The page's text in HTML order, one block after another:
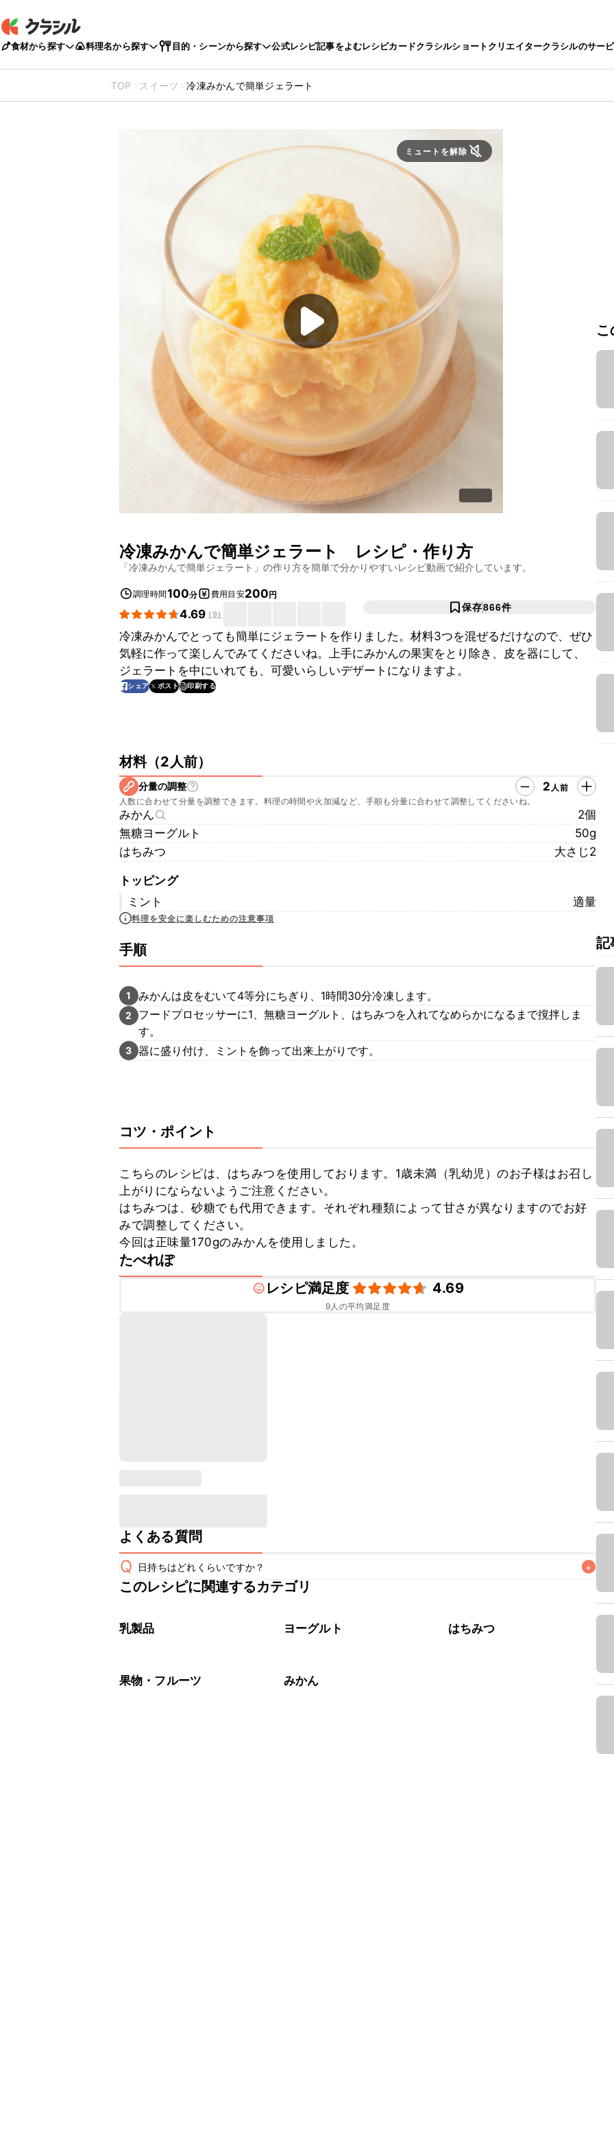
食材から探す 料理名から探す 目的・シーンから探す 公式レシピ記事をよむレシピカードクラシルショートクリエイタークラシルのサー
TOP スイーツ 冷凍みかんで簡単ジェラート
ミュートを解除
冷凍みかんで簡単ジェラート レシピ・作り方
「冷凍みかんで簡単ジェラート 」の作り方を簡単で分かりやすいレシピ動画で紹介しています。
調理時間100分 費用目安200円
4.69 (9)
保存866件
冷凍みかんでとっても簡単にジェラートを作りました。材料3つを混ぜるだけなので、ぜひ
気軽に作って楽しんでみてくださいね。上手にみかんの果実をとり除き、皮を器にして、
ジェラートを中にいれても、可愛いらしいデザートになりますよ。
シェア ポスト 印刷する
材料（2人前）
分量の調整 2 人前
人数に合わせて分量を調整できます。料理の時間や火加減など、手順も分量に合わせて調整してくださいね。
みかん
2個
無糖ヨーグルト
50g
はちみつ
大さじ2
トッピング
ミント
適量
料理を安全に楽しむための注意事項
手順
1 みかんは皮をむいて4等分にちぎり、1時間30分冷凍します。
2
フードプロセッサーに1、無糖ヨーグルト、はちみつを入れてなめらかになるまで撹拌しま
す。
3 器に盛り付け、ミントを飾って出来上がりです。
コツ・ポイント
こちらのレシピは、はちみつを使用しております。1歳未満（乳幼児）のお子様はお召し
上がりにならないようご注意ください。
はちみつは、砂糖でも代用できます。それぞれ種類によって甘さが異なりますのでお好
みで調整してください。
今回は正味量170gのみかんを使用しました。
たべれぽ
レシピ満足度
4.69
9人の平均満足度
よくある質問
Q 日持ちはどれくらいですか？ +
保存期間は冷凍で1週間が目安です。なるべくお早めにお召し上がりください。
※日持ちは目安です。
このレシピに関連するカテゴリ
乳製品 ヨーグルト はちみつ
果物・フルーツ みかん
記